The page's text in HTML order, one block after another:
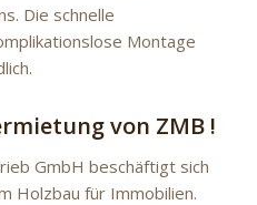
Die schnelle
Montage
von ZMB !
GmbH beschäftigt sich
Holzbau für Immobilien.